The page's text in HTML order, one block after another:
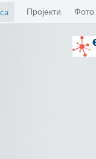
Пројекти Фото